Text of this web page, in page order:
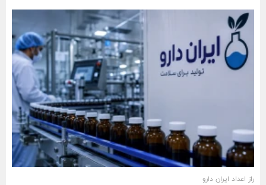
بخشی از مازاد تجدید ارزیابی املاک و سود پرداخت‌نشده سهامدار عمده
نیز در تازه‌ترین شفاف‌سازی «ذوب» مورد توجه قرار گرفته است.
راز اعداد ایران دارو